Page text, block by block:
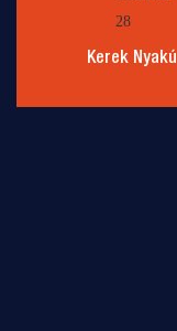
Kerek Nyakú